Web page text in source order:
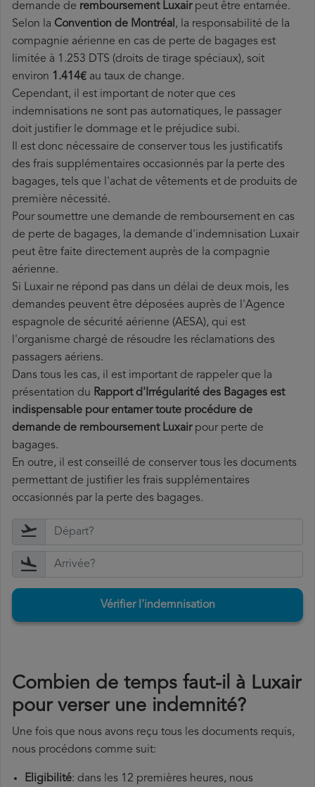
demande de remboursement Luxairpeut être entamée.
Selon la Convention de Montréal, la responsabilité de la
compagnie aérienne en cas de perte de bagages est
limitée à 1.253 DTS (droits de tirage spéciaux), soit
environ 1.414€ au taux de change.
Cependant, il est important de noter que ces
indemnisations ne sont pas automatiques, le passager
doit justifier le dommage et le préjudice subi.
Il est donc nécessaire de conserver tous les justificatifs
des frais supplémentaires occasionnés par la perte des
bagages, tels que l'achat de vêtements et de produits de
première nécessité.
Pour soumettre une demande de remboursement en cas
de perte de bagages, la demande d'indemnisation Luxair
peut être faite directement auprès de la compagnie
aérienne.
Si Luxair ne répond pas dans un délai de deux mois, les
demandes peuvent être déposées auprès de l'Agence
espagnole de sécurité aérienne (AESA), qui est
l'organisme chargé de résoudre les réclamations des
passagers aériens.
Dans tous les cas, il est important de rappeler que la
présentation du Rapport d'Irrégularité des Bagages est
indispensable pour entamer toute procédure de
demande de remboursement Luxairpour perte de
bagages.
En outre, il est conseillé de conserver tous les documents
permettant de justifier les frais supplémentaires
occasionnés par la perte des bagages.
Vérifier l'indemnisation
Combien de temps faut-il à Luxair
pour verser une indemnité?
Une fois que nous avons reçu tous les documents requis,
nous procédons comme suit:
Eligibilité: dans les 12 premières heures, nous